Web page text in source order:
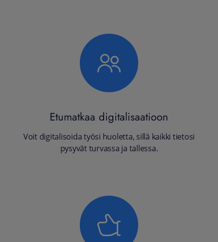
Etumatkaa digitalisaatioon
Voit digitalisoida työsi huoletta, sillä kaikki tietosi
pysyvät turvassa ja tallessa.